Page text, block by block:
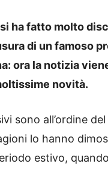
ha fatto molto
di un famoso
ora la notizia
novità.
sono all’ordine
lo hanno
estivo,